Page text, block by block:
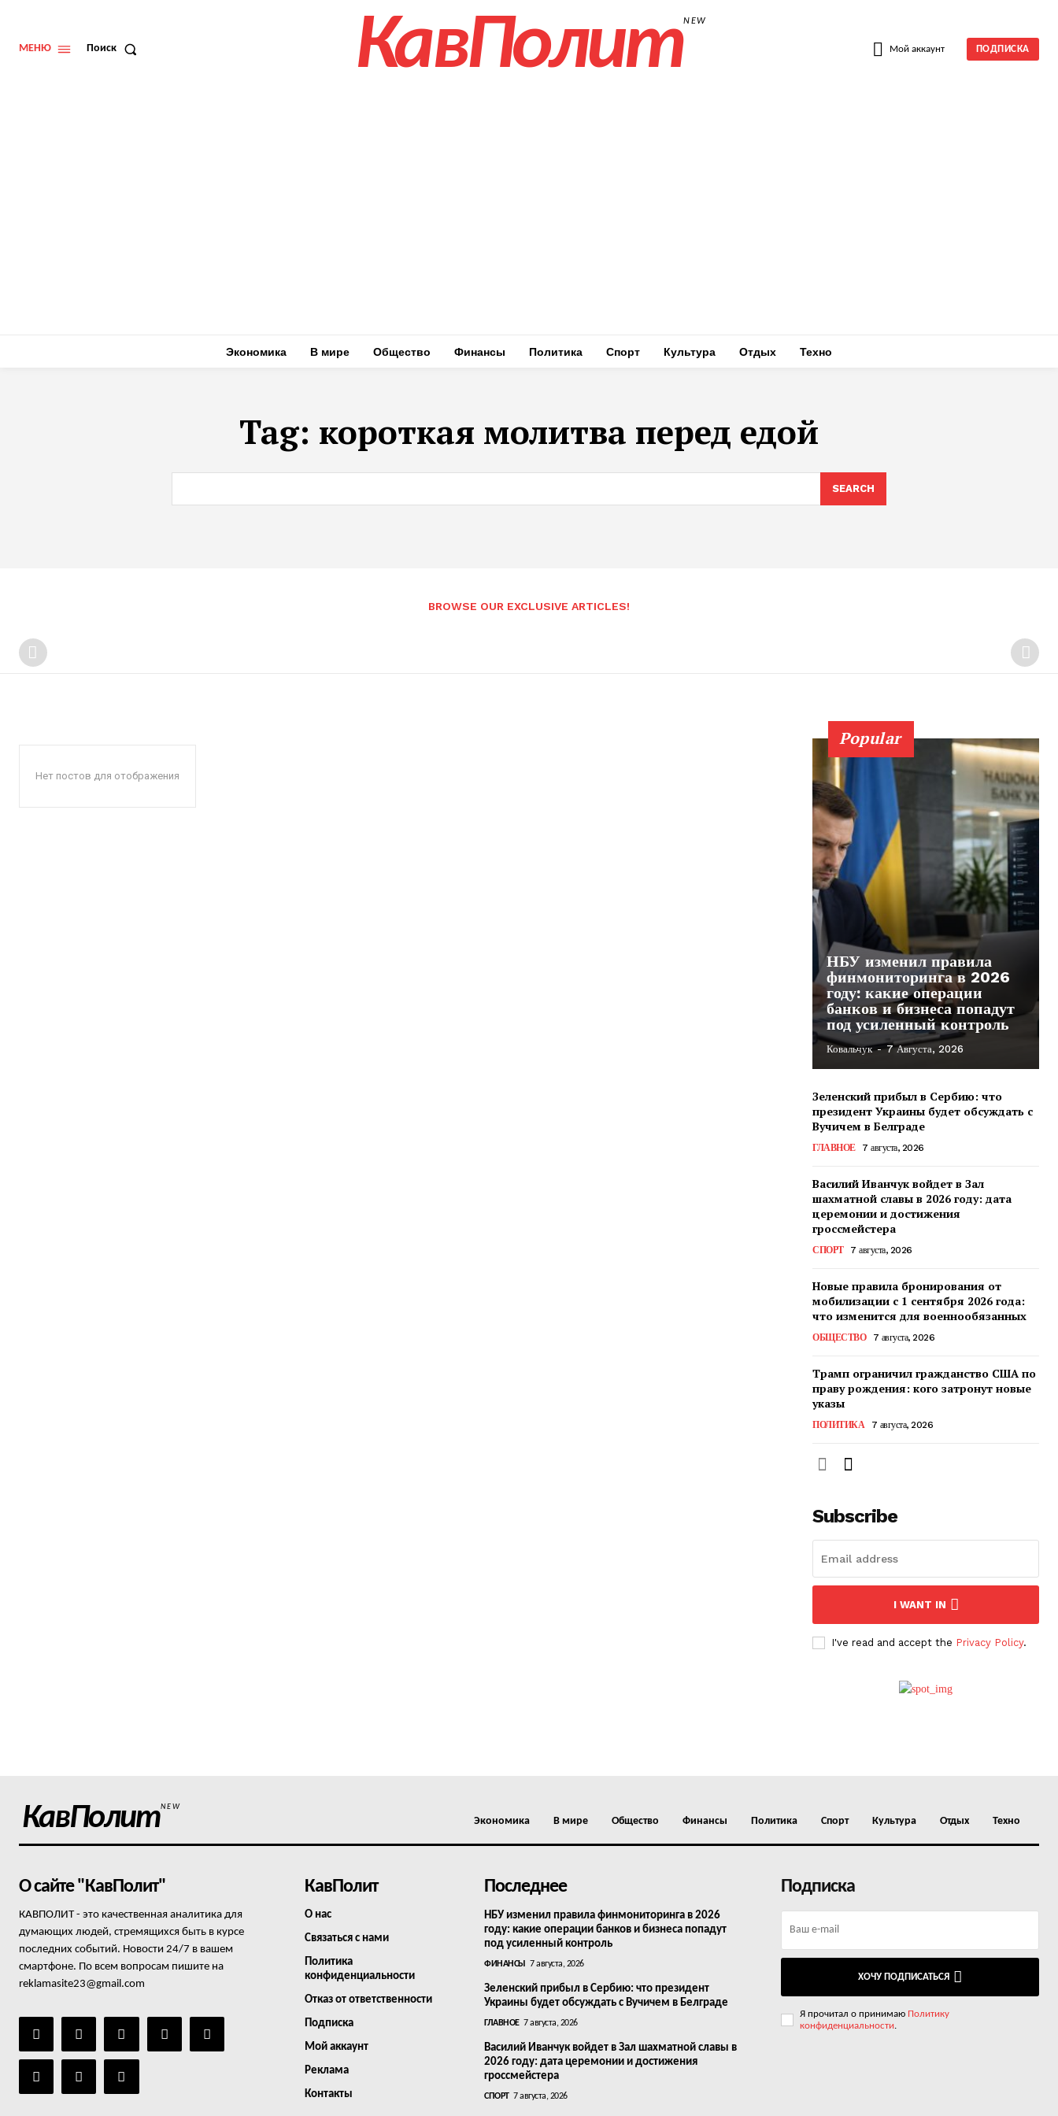
МЕНЮ Поиск КавПолитNEW
Мой аккаунт ПОДПИСКА
Экономика В мире Общество Финансы Политика Спорт Культура Отдых Техно
Tag: короткая молитва перед едой
SEARCH
BROWSE OUR EXCLUSIVE ARTICLES!
Нет постов для отображения
Popular
НБУ изменил правила
финмониторинга в 2026
году: какие операции
банков и бизнеса попадут
под усиленный контроль
Ковальчук - 7 Августа, 2026
Зеленский прибыл в Сербию: что
президент Украины будет обсуждать с
Вучичем в Белграде
ГЛАВНОЕ 7 августа, 2026
Василий Иванчук войдет в Зал
шахматной славы в 2026 году: дата
церемонии и достижения
гроссмейстера
СПОРТ 7 августа, 2026
Новые правила бронирования от
мобилизации с 1 сентября 2026 года:
что изменится для военнообязанных
ОБЩЕСТВО 7 августа, 2026
Трамп ограничил гражданство США по
праву рождения: кого затронут новые
указы
ПОЛИТИКА 7 августа, 2026
Subscribe
I WANT IN
I've read and accept the Privacy Policy.
КавПолитNEW
Экономика В мире Общество Финансы Политика Спорт Культура Отдых Техно
О сайте "КавПолит"
КАВПОЛИТ - это качественная аналитика для
думающих людей, стремящихся быть в курсе
последних событий. Новости 24/7 в вашем
смартфоне. По всем вопросам пишите на
reklamasite23@gmail.com
КавПолит
О нас
Связаться с нами
Политика
конфиденциальности
Отказ от ответственности
Подписка
Мой аккаунт
Реклама
Контакты
Последнее
НБУ изменил правила финмониторинга в 2026
году: какие операции банков и бизнеса попадут
под усиленный контроль
ФИНАНСЫ 7 августа, 2026
Зеленский прибыл в Сербию: что президент
Украины будет обсуждать с Вучичем в Белграде
ГЛАВНОЕ 7 августа, 2026
Василий Иванчук войдет в Зал шахматной славы в
2026 году: дата церемонии и достижения
гроссмейстера
СПОРТ 7 августа, 2026
Подписка
ХОЧУ ПОДПИСАТЬСЯ
Я прочитал о принимаю Политику
конфиденциальности.